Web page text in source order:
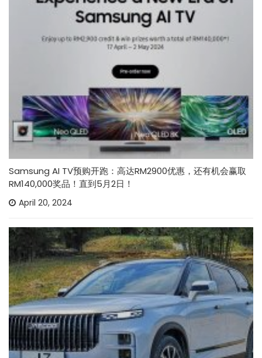
Samsung AI TV预购开跑：高达RM2900优惠，还有机会赢取
RM140,000奖品！直到5月2日！
April 20, 2024